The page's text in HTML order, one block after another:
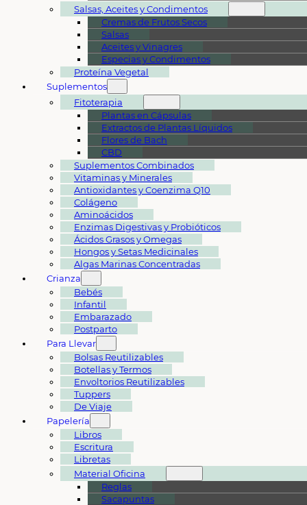
Salsas, Aceites y Condimentos
Cremas de Frutos Secos
Salsas
Aceites y Vinagres
Especias y Condimentos
Proteína Vegetal
Suplementos
Fitoterapia
Plantas en Cápsulas
Extractos de Plantas Líquidos
Flores de Bach
CBD
Suplementos Combinados
Vitaminas y Minerales
Antioxidantes y Coenzima Q10
Colágeno
Aminoácidos
Enzimas Digestivas y Probióticos
Ácidos Grasos y Omegas
Hongos y Setas Medicinales
Algas Marinas Concentradas
Crianza
Bebés
Infantil
Embarazado
Postparto
Para Llevar
Bolsas Reutilizables
Botellas y Termos
Envoltorios Reutilizables
Tuppers
De Viaje
Papelería
Libros
Escritura
Libretas
Material Oficina
Reglas
Sacapuntas